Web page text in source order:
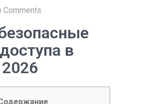
Comments
в